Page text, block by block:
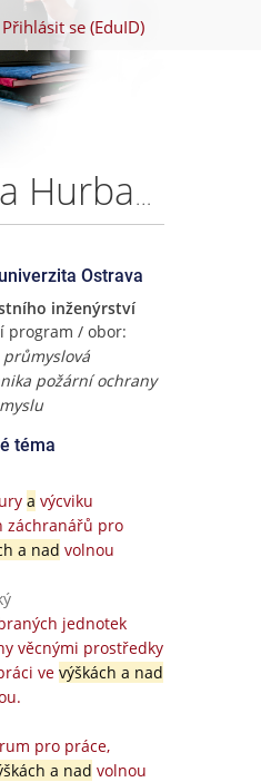
Přihlásit se (EduID)
Prostředky pro pracovní polohování a sebezáchranu hasičů – Darina Hurbanisová
Ostrava
inženýrství
program / obor:
požární ochrany
téma
a výcviku
záchranářů pro
a nad volnou
jednotek
věcnými prostředky
ve výškách a nad
pro práce,
a nad volnou